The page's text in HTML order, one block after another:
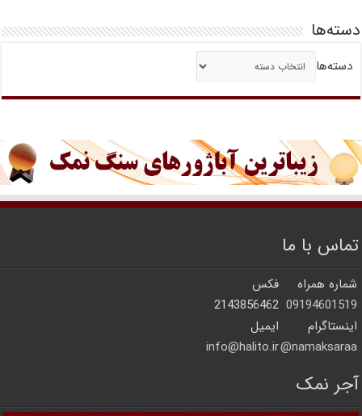
دسته‌ها
دسته‌ها
تماس با ما
شماره همراه
فکس
09194601519
2143856462
اینستاگرام
ایمیل
namaksaraa@
info@halito.ir
آجر نمک